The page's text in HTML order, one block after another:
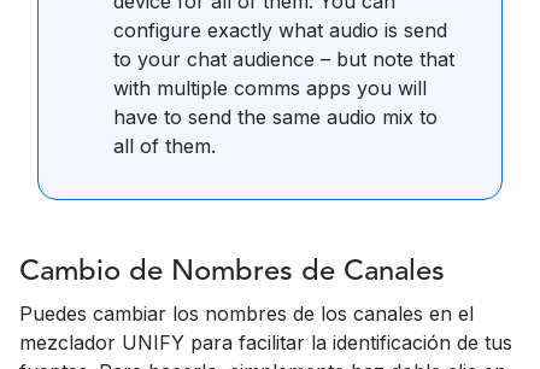
configure exactly what audio is send
to your chat audience – but note that
with multiple comms apps you will
have to send the same audio mix to
all of them.
Cambio de Nombres de Canales
Puedes cambiar los nombres de los canales en el
mezclador UNIFY para facilitar la identificación de tus